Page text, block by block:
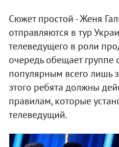
Сюжет простой - Женя
отправляются в тур
телеведущего в роли
очередь обещает группе
популярным всего лишь
этого ребята должны
правилам, которые
телеведущий.